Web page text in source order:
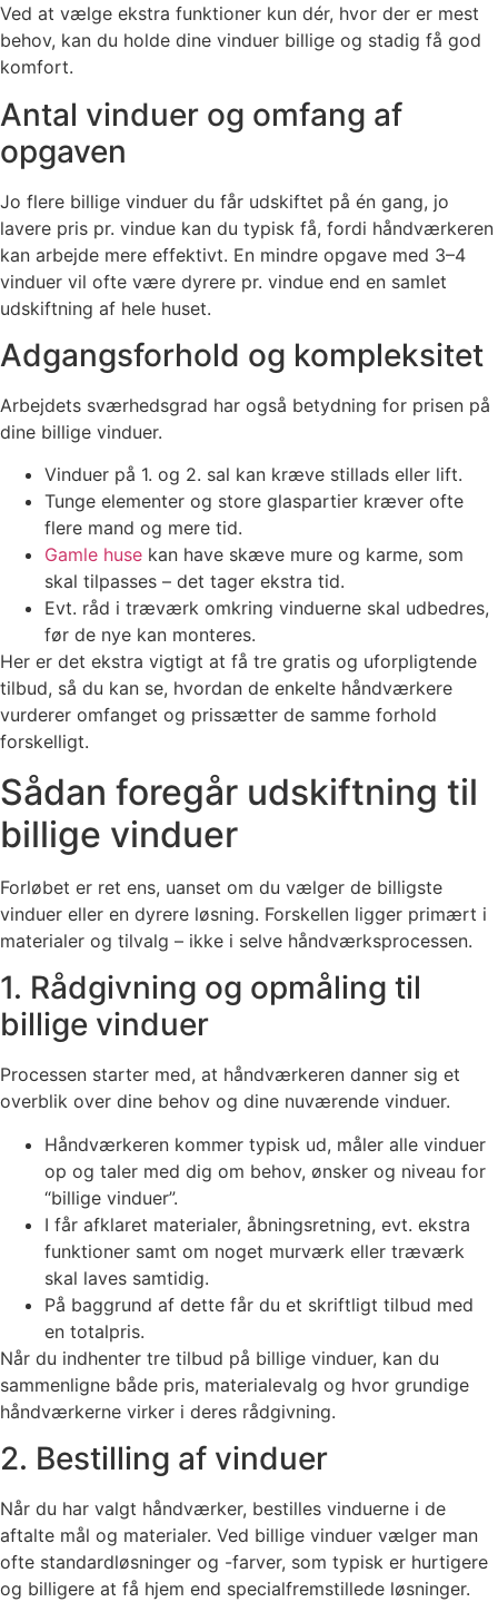
Ved at vælge ekstra funktioner kun dér, hvor der er mest
behov, kan du holde dine vinduer billige og stadig få god
komfort.
Antal vinduer og omfang af
opgaven
Jo flere billige vinduer du får udskiftet på én gang, jo
lavere pris pr. vindue kan du typisk få, fordi håndværkeren
kan arbejde mere effektivt. En mindre opgave med 3–4
vinduer vil ofte være dyrere pr. vindue end en samlet
udskiftning af hele huset.
Adgangsforhold og kompleksitet
Arbejdets sværhedsgrad har også betydning for prisen på
dine billige vinduer.
Vinduer på 1. og 2. sal kan kræve stillads eller lift.
Tunge elementer og store glaspartier kræver ofte
flere mand og mere tid.
Gamle huse kan have skæve mure og karme, som
skal tilpasses – det tager ekstra tid.
Evt. råd i træværk omkring vinduerne skal udbedres,
før de nye kan monteres.
Her er det ekstra vigtigt at få tre gratis og uforpligtende
tilbud, så du kan se, hvordan de enkelte håndværkere
vurderer omfanget og prissætter de samme forhold
forskelligt.
Sådan foregår udskiftning til
billige vinduer
Forløbet er ret ens, uanset om du vælger de billigste
vinduer eller en dyrere løsning. Forskellen ligger primært i
materialer og tilvalg – ikke i selve håndværksprocessen.
1. Rådgivning og opmåling til
billige vinduer
Processen starter med, at håndværkeren danner sig et
overblik over dine behov og dine nuværende vinduer.
Håndværkeren kommer typisk ud, måler alle vinduer
op og taler med dig om behov, ønsker og niveau for
“billige vinduer”.
I får afklaret materialer, åbningsretning, evt. ekstra
funktioner samt om noget murværk eller træværk
skal laves samtidig.
På baggrund af dette får du et skriftligt tilbud med
en totalpris.
Når du indhenter tre tilbud på billige vinduer, kan du
sammenligne både pris, materialevalg og hvor grundige
håndværkerne virker i deres rådgivning.
2. Bestilling af vinduer
Når du har valgt håndværker, bestilles vinduerne i de
aftalte mål og materialer. Ved billige vinduer vælger man
ofte standardløsninger og -farver, som typisk er hurtigere
og billigere at få hjem end specialfremstillede løsninger.